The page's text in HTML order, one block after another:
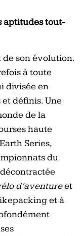
aptitudes tout-
son évolution.
à toute
divisée en
définis. Une
de la
haute
Series,
du
d’aventureet
et à